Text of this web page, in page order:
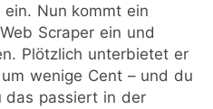
Nun kommt ein
Scraper ein und
Plötzlich unterbietet er
wenige Cent – und du
das passiert in der